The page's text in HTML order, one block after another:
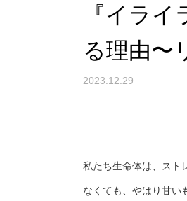
『イラ
る理由〜
2023.12.29
私たち生命体は、スト
なくても、やはり甘い